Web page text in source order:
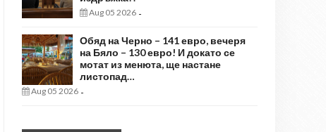
Aug 05 2026 -
Обяд на Черно – 141 евро, вечеря
на Бяло – 130 евро! И докато се
мотат из менюта, ще настане
листопад…
Aug 05 2026 -